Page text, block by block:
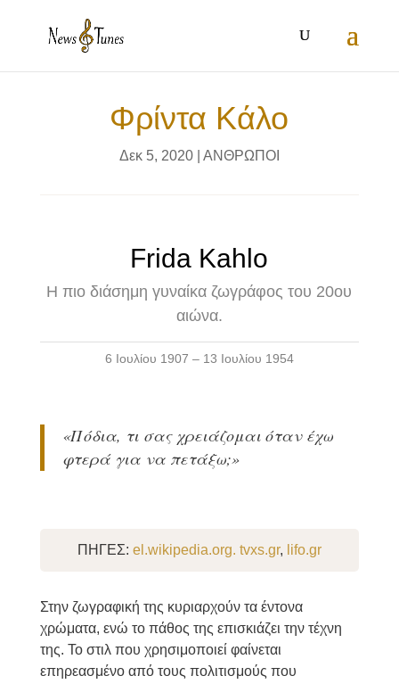
Φρίντα Κάλο
Δεκ 5, 2020| ΑΝΘΡΩΠΟΙ
Frida Kahlo
Η πιο διάσημη γυναίκα ζωγράφος του 20ου
αιώνα.
6 Ιουλίου 1907 – 13 Ιουλίου 1954
«Πόδια, τι σας χρειάζομαι όταν έχω
φτερά για να πετάξω;»
ΠΗΓΕΣ: el.wikipedia.org. tvxs.gr, lifo.gr
Στην ζωγραφική της κυριαρχούν τα έντονα
χρώματα, ενώ το πάθος της επισκιάζει την τέχνη
της. Το στιλ που χρησιμοποιεί φαίνεται
επηρεασμένο από τους πολιτισμούς που